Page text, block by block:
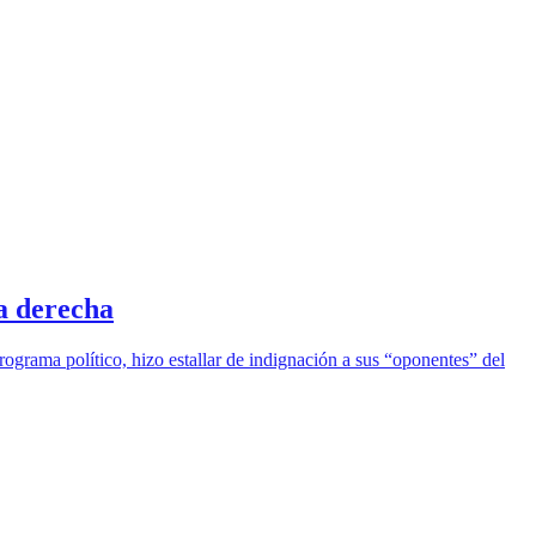
derecha
político, hizo estallar de indignación a sus “oponentes” del